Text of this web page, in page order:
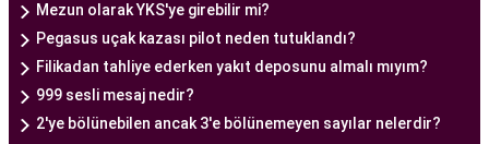
ve deneyimli bir doktorun rehberliğinde
yürütülmesi gereken bir süreçtir. Ankara Tüp
Bebek Merkezi'nde görev alan uzman tüp bebek
doktoru, çiftlere kapsamlı bir yaklaşımla tedavi
Mezun olarak YKS'ye girebilir mi?
Pegasus uçak kazası pilot neden tutuklandı?
Filikadan tahliye ederken yakıt deposunu almalı mıyım?
999 sesli mesaj nedir?
2'ye bölünebilen ancak 3'e bölünemeyen sayılar nelerdir?